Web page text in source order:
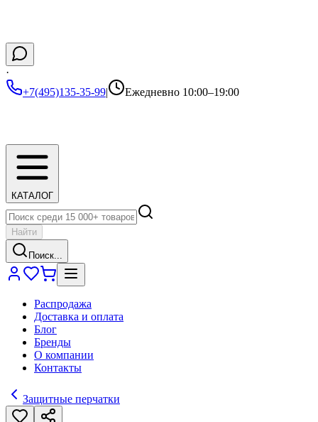
·
+7(495)135-35-99| Ежедневно 10:00–19:00
КАТАЛОГ
Найти
Поиск...
Распродажа
Доставка и оплата
Блог
Бренды
О компании
Контакты
Защитные перчатки